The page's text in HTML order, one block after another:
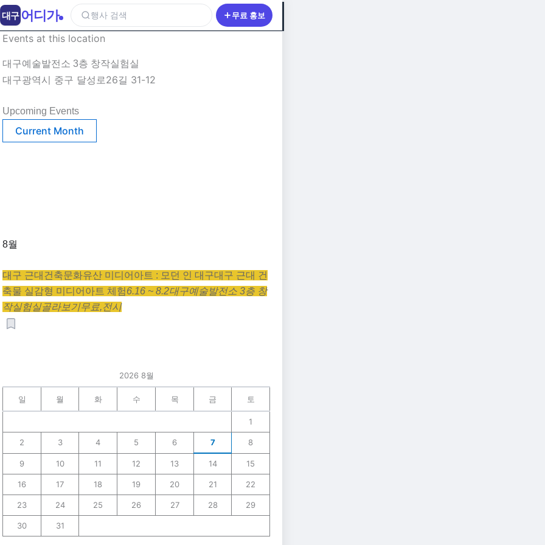
Events at this location
대구예술발전소 3층 창작실험실
대구광역시 중구 달성로26길 31-12
Upcoming Events
Current Month
8월
대구 근대건축문화유산 미디어아트 : 모던 인 대구대구 근대 건
축물 실감형 미디어아트 체험6.16 ~ 8.2대구예술발전소 3층 창
작실험실골라보기무료,전시
2026 8월
일 월 화 수 목 금 토
1
2 3 4 5 6 7 8
9 10 11 12 13 14 15
16 17 18 19 20 21 22
23 24 25 26 27 28 29
30 31
대구 어디가 행사 검색 무료 홍보